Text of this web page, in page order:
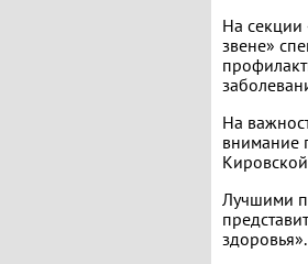
На
звене»
На
внимание
Лучшими
здоровья».